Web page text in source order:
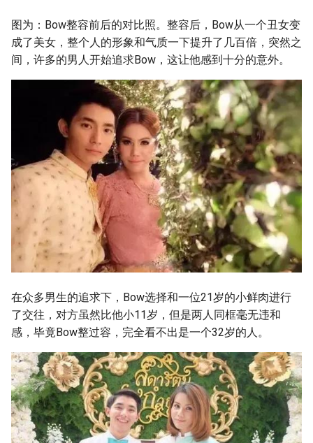
图为：Bow整容前后的对比照。整容后，Bow从一个丑女变
成了美女，整个人的形象和气质一下提升了几百倍，突然之
间，许多的男人开始追求Bow，这让他感到十分的意外。
在众多男生的追求下，Bow选择和一位21岁的小鲜肉进行
了交往，对方虽然比他小11岁，但是两人同框毫无违和
感，毕竟Bow整过容，完全看不出是一个32岁的人。